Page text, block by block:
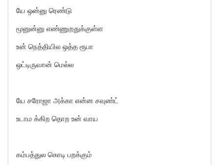
யே ஒன்னு ரெண்டு
மூனுன்னு எண்ணுறதுக்குள்ள
உன் நெத்தியில ஒத்த ரூபா
ஒட்டிருவான் மெல்ல
யே சரோஜா அக்கா என்ன சவுண்ட்
உடாம க்கிற தொற உன் வாய
கம்பத்துல கொடி பறக்கும்